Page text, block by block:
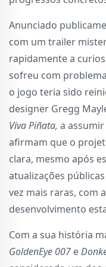
Anunciado
com um trailer
rapidamente a
sofreu com
o jogo teria sido
designer Gregg
Viva Piñata, a
afirmam que o
clara, mesmo após
atualizações
vez mais raras, com
desenvolvimento
Com a sua história
GoldenEye 007 e